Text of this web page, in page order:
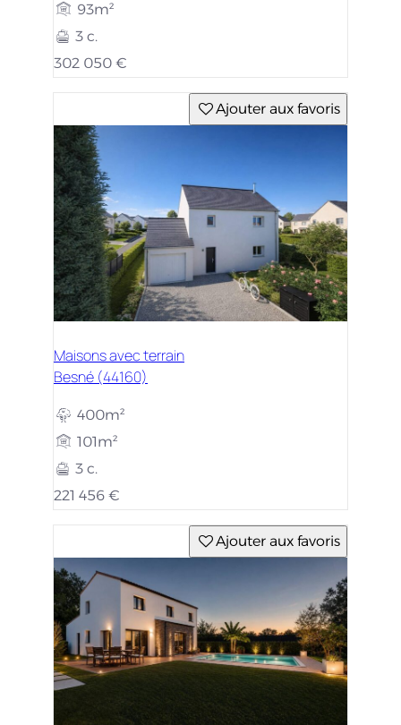
93m²
3 c.
302 050 €
Ajouter aux favoris
Maisons avec terrain
Besné (44160)
400m²
101m²
3 c.
221 456 €
Ajouter aux favoris